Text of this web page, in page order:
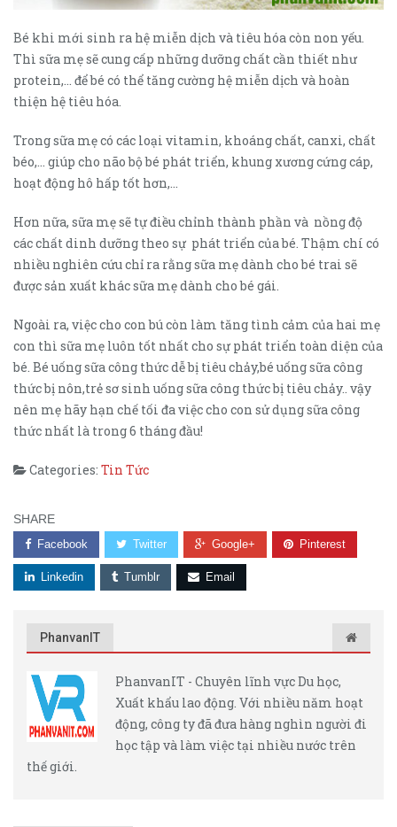
Bé khi mới sinh ra hệ miễn dịch và tiêu hóa còn non yếu.
Thì sữa mẹ sẽ cung cấp những dưỡng chất cần thiết như
protein,… để bé có thể tăng cường hệ miễn dịch và hoàn
thiện hệ tiêu hóa.
Trong sữa mẹ có các loại vitamin, khoáng chất, canxi, chất
béo,… giúp cho não bộ bé phát triển, khung xương cứng cáp,
hoạt động hô hấp tốt hơn,…
Hơn nữa, sữa mẹ sẽ tự điều chỉnh thành phần và nồng độ
các chất dinh dưỡng theo sự phát triển của bé. Thậm chí có
nhiều nghiên cứu chỉ ra rằng sữa mẹ dành cho bé trai sẽ
được sản xuất khác sữa mẹ dành cho bé gái.
Ngoài ra, việc cho con bú còn làm tăng tình cảm của hai mẹ
con thì sữa mẹ luôn tốt nhất cho sự phát triển toàn diện của
bé. Bé uống sữa công thức dễ bị tiêu chảy,bé uống sữa công
thức bị nôn,trẻ sơ sinh uống sữa công thức bị tiêu chảy.. vậy
nên mẹ hãy hạn chế tối đa việc cho con sử dụng sữa công
thức nhất là trong 6 tháng đầu!
Categories: Tin Tức
SHARE
Facebook Twitter Google+ Pinterest
Linkedin Tumblr Email
PhanvanIT
PhanvanIT - Chuyên lĩnh vực Du học,
Xuất khẩu lao động. Với nhiều năm hoạt
động, công ty đã đưa hàng nghìn người đi
học tập và làm việc tại nhiều nước trên
thế giới.